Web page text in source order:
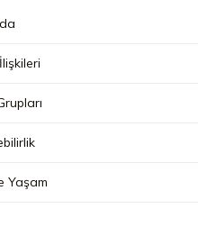
İlişkileri
Yaşam